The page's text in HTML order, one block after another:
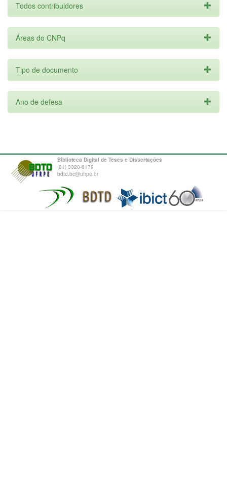
Todos contribuidores
Áreas do CNPq
Tipo de documento
Ano de defesa
Biblioteca Digital de Teses e Dissertações
(81) 3320-6179
bdtd.bc@ufrpe.br